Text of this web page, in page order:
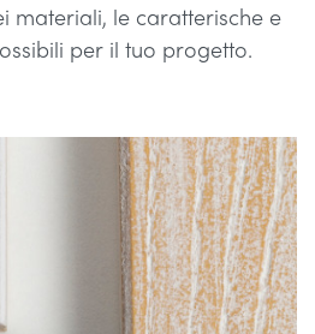
materiali, le caratterische e
per il tuo progetto.